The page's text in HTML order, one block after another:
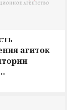
агиток